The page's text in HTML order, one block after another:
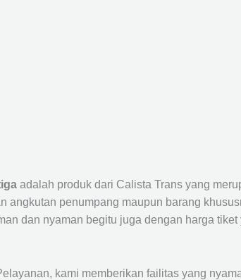
adalah produk dari Calista Trans yang
angkutan penumpang maupun barang
dan nyaman begitu juga dengan harga
kami memberikan failitas yang